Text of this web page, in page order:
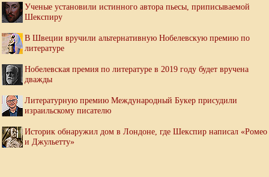
Ученые установили истинного автора пьесы, приписываемой
Шекспиру
В Швеции вручили альтернативную Нобелевскую премию по
литературе
Нобелевская премия по литературе в 2019 году будет вручена
дважды
Литературную премию Международный Букер присудили
израильскому писателю
Историк обнаружил дом в Лондоне, где Шекспир написал «Ромео
и Джульетту»